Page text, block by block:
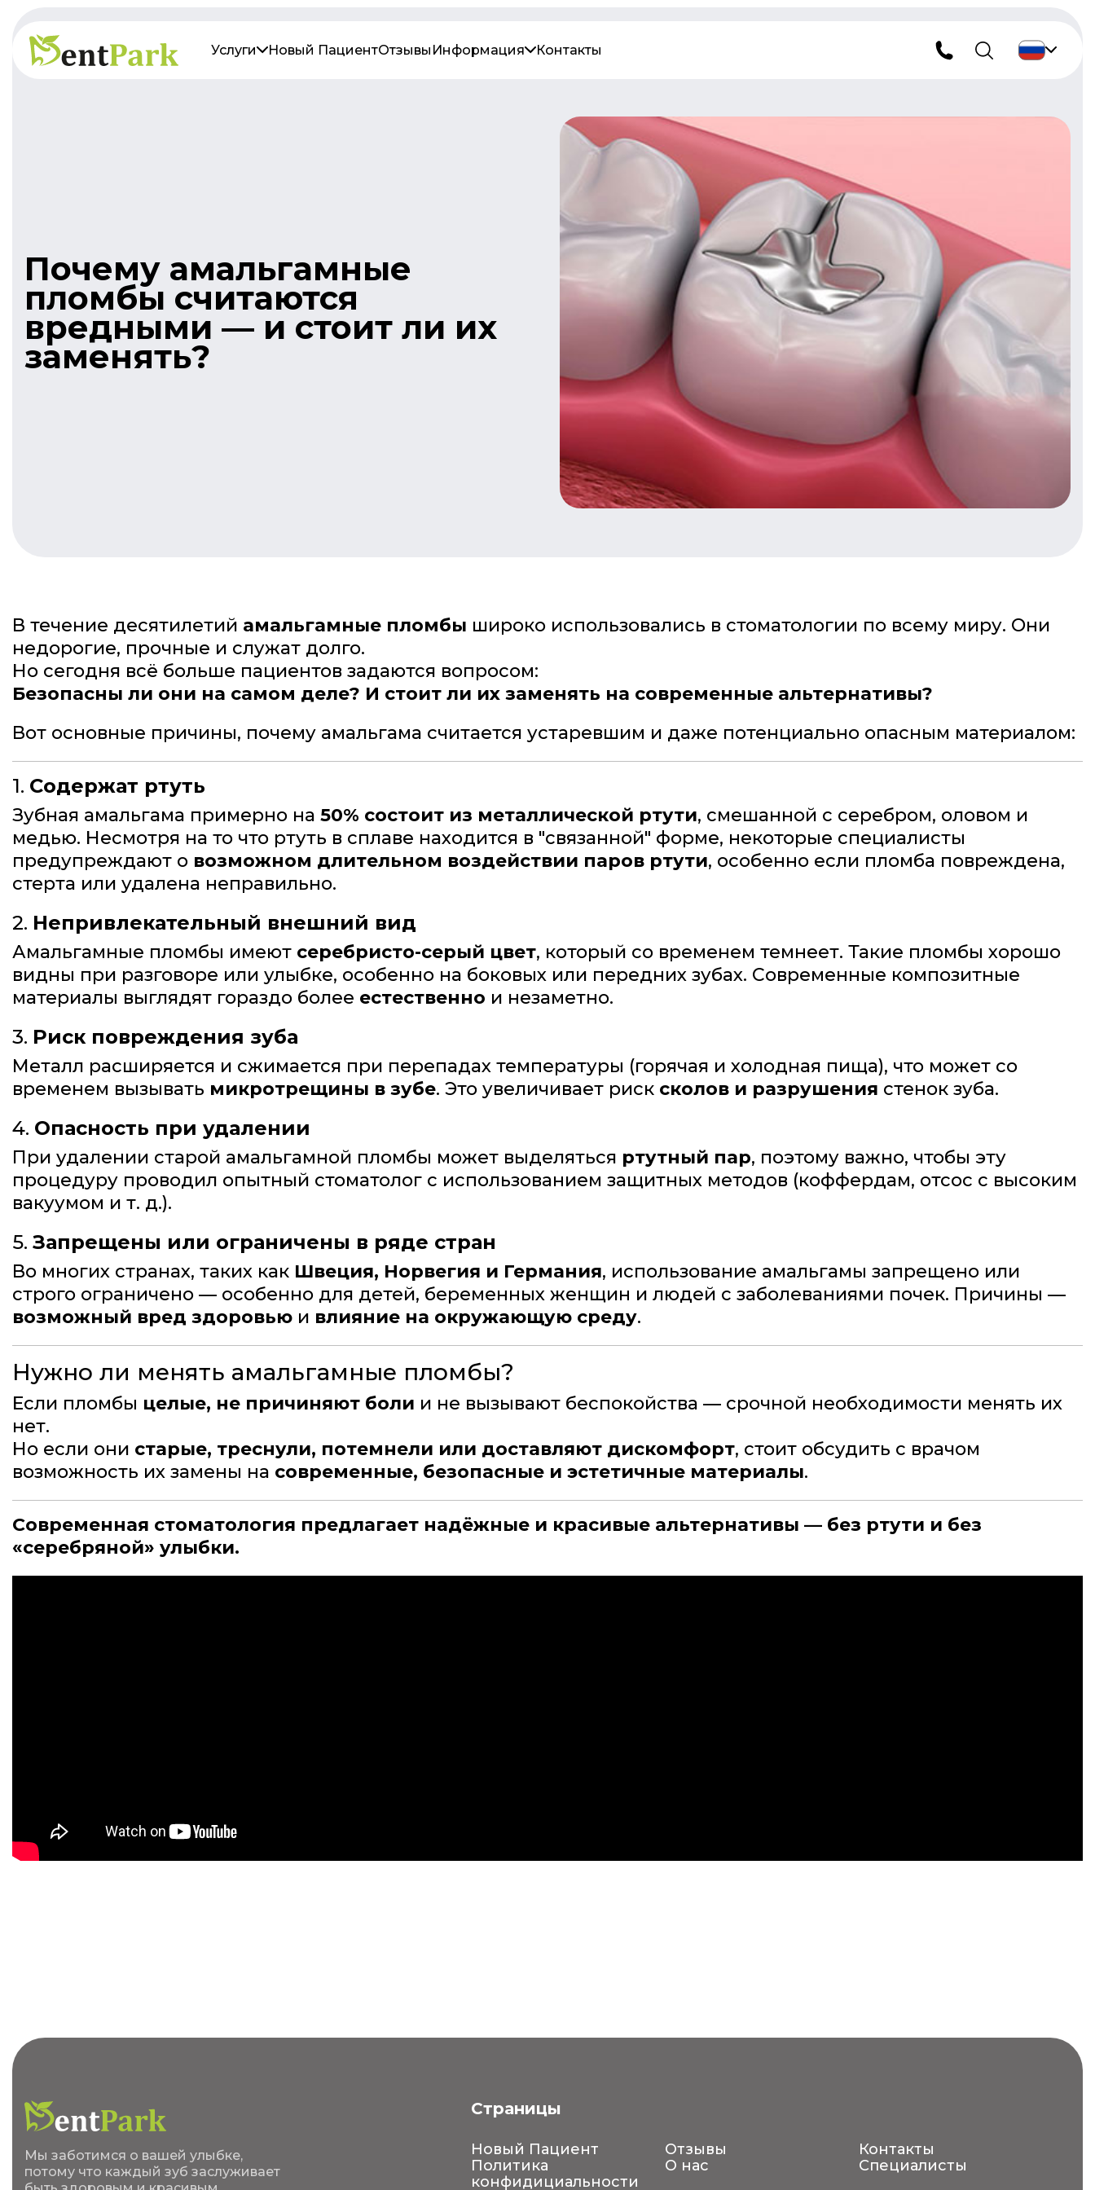
Услуги Новый ПациентОтзывы Информация Контакты
Почему амальгамные
пломбы считаются
вредными — и стоит ли их
заменять?
В течение десятилетий амальгамные пломбы широко использовались в стоматологии по всему миру. Они
недорогие, прочные и служат долго.
Но сегодня всё больше пациентов задаются вопросом:
Безопасны ли они на самом деле? И стоит ли их заменять на современные альтернативы?
Вот основные причины, почему амальгама считается устаревшим и даже потенциально опасным материалом:
1. Содержат ртуть
Зубная амальгама примерно на 50% состоит из металлической ртути, смешанной с серебром, оловом и
медью. Несмотря на то что ртуть в сплаве находится в "связанной" форме, некоторые специалисты
предупреждают о возможном длительном воздействии паров ртути, особенно если пломба повреждена,
стерта или удалена неправильно.
2. Непривлекательный внешний вид
Амальгамные пломбы имеют серебристо-серый цвет, который со временем темнеет. Такие пломбы хорошо
видны при разговоре или улыбке, особенно на боковых или передних зубах. Современные композитные
материалы выглядят гораздо более естественно и незаметно.
3. Риск повреждения зуба
Металл расширяется и сжимается при перепадах температуры (горячая и холодная пища), что может со
временем вызывать микротрещины в зубе. Это увеличивает риск сколов и разрушения стенок зуба.
4. Опасность при удалении
При удалении старой амальгамной пломбы может выделяться ртутный пар, поэтому важно, чтобы эту
процедуру проводил опытный стоматолог с использованием защитных методов (коффердам, отсос с высоким
вакуумом и т. д.).
5. Запрещены или ограничены в ряде стран
Во многих странах, таких как Швеция, Норвегия и Германия, использование амальгамы запрещено или
строго ограничено — особенно для детей, беременных женщин и людей с заболеваниями почек. Причины —
возможный вред здоровью и влияние на окружающую среду.
Нужно ли менять амальгамные пломбы?
Если пломбы целые, не причиняют боли и не вызывают беспокойства — срочной необходимости менять их
нет.
Но если они старые, треснули, потемнели или доставляют дискомфорт, стоит обсудить с врачом
возможность их замены на современные, безопасные и эстетичные материалы.
Современная стоматология предлагает надёжные и красивые альтернативы — без ртути и без
«серебряной» улыбки.
Мы заботимся о вашей улыбке,
потому что каждый зуб заслуживает
Страницы
Новый Пациент Отзывы
Контакты
Политика
конфидициальности
О нас
Специалисты